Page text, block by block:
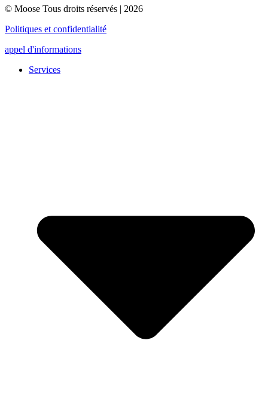
© Moose Tous droits réservés | 2026
Politiques et confidentialité
appel d'informations
Services